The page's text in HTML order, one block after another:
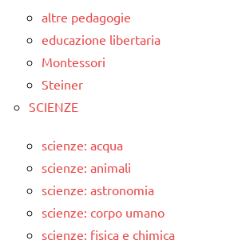
altre pedagogie
educazione libertaria
Montessori
Steiner
SCIENZE
scienze: acqua
scienze: animali
scienze: astronomia
scienze: corpo umano
scienze: fisica e chimica